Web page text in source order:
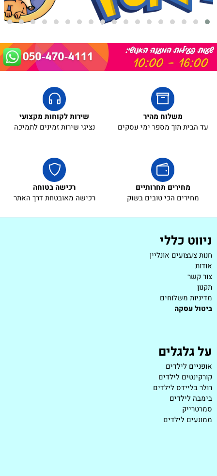
5₪+
משלוח מהיר
עד הבית תוך מספר ימי עסקים
שירות לקוחות מקצועי
נציגי שירות זמינים לתמיכה
מחירים תחרותיים
מחירים הכי טובים בשוק
רכישה בטוחה
רכישה מאובטחת דרך האתר
ניווט כללי
חנות צעצועים אונליין
אודות
צור קשר
תקנון
מדיניות משלוחים
ביטול עסקה
על גלגלים
אופניים לילדים
קורקינטים לילדים
רולר בליידס לילדים
בימבה לילדים
סמרטרייק
ממונעים לילדים